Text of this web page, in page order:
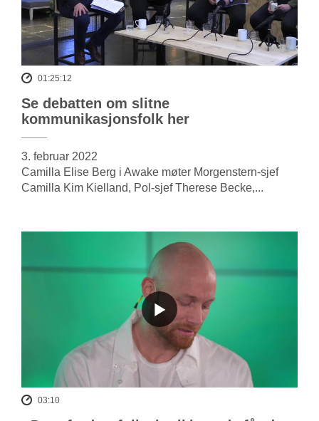
01:25:12
Se debatten om slitne
kommunikasjonsfolk her
3. februar 2022
Camilla Elise Berg i Awake møter Morgenstern-sjef
Camilla Kim Kielland, Pol-sjef Therese Becke,...
03:10